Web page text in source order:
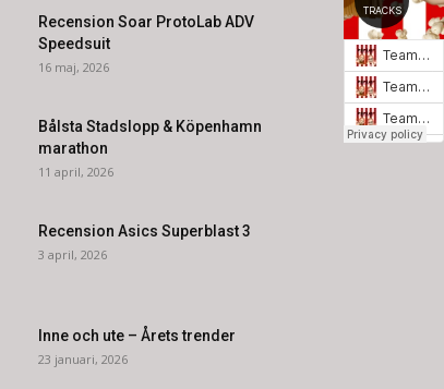
Recension Soar ProtoLab ADV
Speedsuit
16 maj, 2026
Bålsta Stadslopp & Köpenhamn
marathon
11 april, 2026
Recension Asics Superblast 3
3 april, 2026
Inne och ute – Årets trender
23 januari, 2026